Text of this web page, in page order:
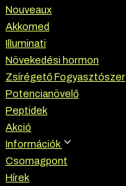
Nouveaux
Akkomed
Illuminati
Növekedési hormon
Zsírégető Fogyasztószer
Potencianövelő
Peptidek
Akció
Információk
Csomagpont
Hírek